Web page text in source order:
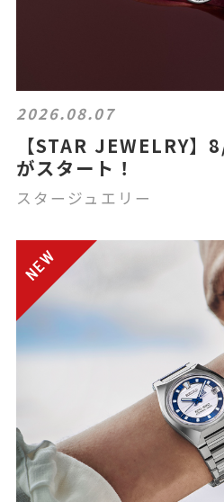
2026.08.07
【STAR JEWELRY
がスタート！
スタージュエリー